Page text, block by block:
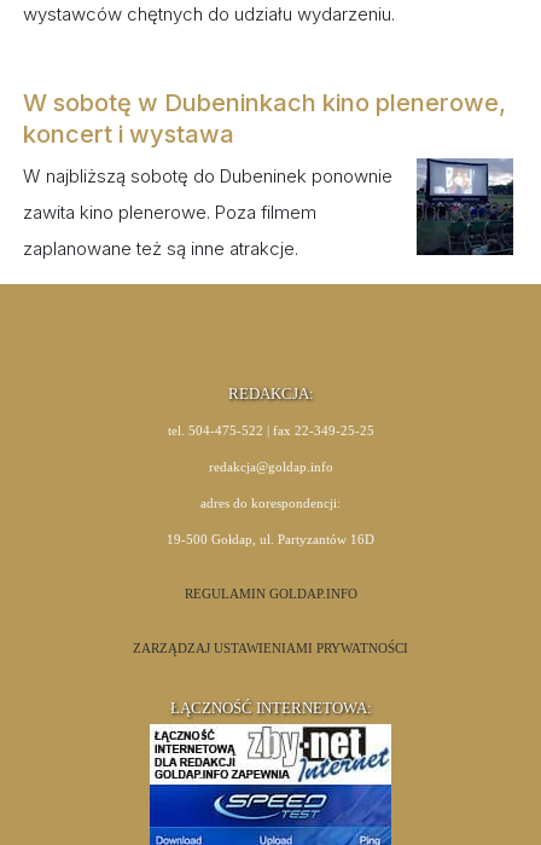
wystawców chętnych do udziału wydarzeniu.
W sobotę w Dubeninkach kino plenerowe,
koncert i wystawa
W najbliższą sobotę do Dubeninek ponownie
zawita kino plenerowe. Poza filmem
zaplanowane też są inne atrakcje.
REDAKCJA:
tel. 504-475-522 | fax 22-349-25-25
redakcja@goldap.info
adres do korespondencji:
19-500 Gołdap, ul. Partyzantów 16D
REGULAMIN GOLDAP.INFO
ZARZĄDZAJ USTAWIENIAMI PRYWATNOŚCI
ŁĄCZNOŚĆ INTERNETOWA: